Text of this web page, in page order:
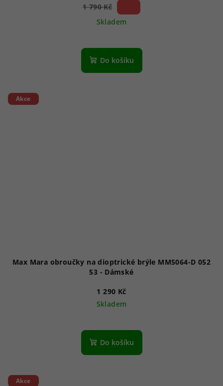
1 790 Kč
Skladem
Do košíku
Akce
Max Mara obroučky na dioptrické brýle MM5064-D 052
53 - Dámské
1 290 Kč
Skladem
Do košíku
Akce